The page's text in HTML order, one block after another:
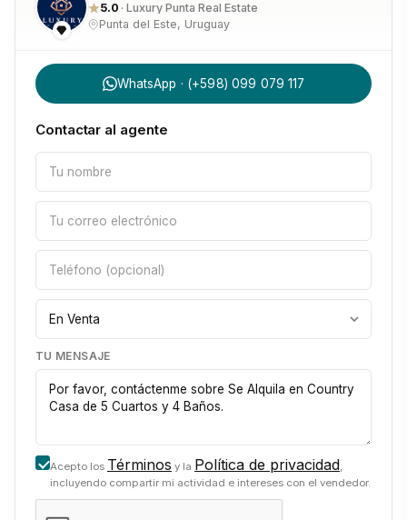
5.0 · Luxury Punta Real Estate
Punta del Este, Uruguay
WhatsApp · (+598) 099 079 117
Contactar al agente
TU MENSAJE
Acepto los Términos y la Política de privacidad,
incluyendo compartir mi actividad e intereses con el vendedor.